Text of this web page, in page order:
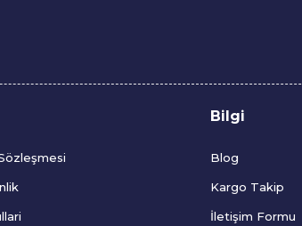
Bilgi
Blog
Kargo Takip
İletişim Formu